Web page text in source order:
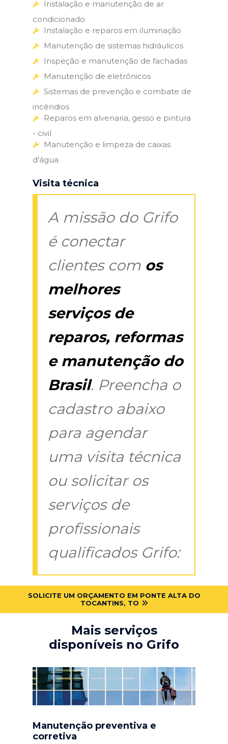
Instalação e manutenção de ar
condicionado
Instalação e reparos em iluminação
Manutenção de sistemas hidráulicos
Inspeção e manutenção de fachadas
Manutenção de eletrônicos
Sistemas de prevenção e combate de
incêndios
Reparos em alvenaria, gesso e pintura
- civil
Manutenção e limpeza de caixas
d'água
Visita técnica
A missão do Grifo
é conectar
clientes com os
melhores
serviços de
reparos, reformas
e manutenção do
Brasil. Preencha o
cadastro abaixo
para agendar
uma visita técnica
ou solicitar os
serviços de
profissionais
qualificados Grifo:
SOLICITE UM ORÇAMENTO EM PONTE ALTA DO
TOCANTINS, TO
Mais serviços
disponíveis no Grifo
Manutenção preventiva e
corretiva